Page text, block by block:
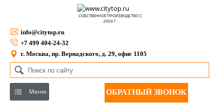
СОБСТВЕННОЕ ПРОИЗВОДСТВО С
2004 Г.
info@citytop.ru
+7 499 404-24-32
г. Москва, пр. Вернадского, д. 29, офис 1105
Меню ОБРАТНЫЙ ЗВОНОК